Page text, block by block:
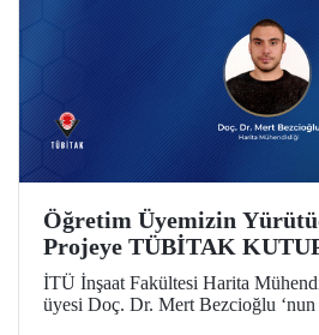
Öğretim Üyemizin
Projeye TÜBİTAK
İTÜ İnşaat Fakültesi Harita
üyesi Doç. Dr. Mert Bezcioğlu